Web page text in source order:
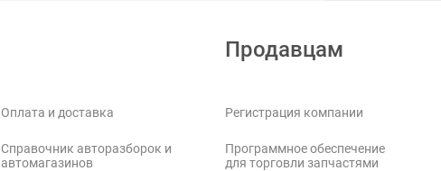
Оплата и доставка
Справочник авторазборок и
автомагазинов
Продавцам
Регистрация компании
Программное обеспечение
для торговли запчастями